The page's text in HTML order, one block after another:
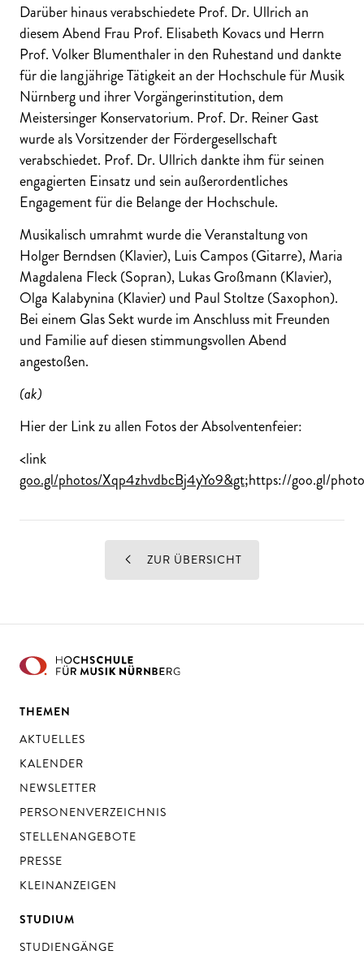
Darüber hinaus verabschiedete Prof. Dr. Ullrich an
diesem Abend Frau Prof. Elisabeth Kovacs und Herrn
Prof. Volker Blumenthaler in den Ruhestand und dankte
für die langjährige Tätigkeit an der Hochschule für Musik
Nürnberg und ihrer Vorgängerinstitution, dem
Meistersinger Konservatorium. Prof. Dr. Reiner Gast
wurde als Vorsitzender der Fördergesellschaft
verabschiedet. Prof. Dr. Ullrich dankte ihm für seinen
engagierten Einsatz und sein außerordentliches
Engagement für die Belange der Hochschule.
Musikalisch umrahmt wurde die Veranstaltung von
Holger Berndsen (Klavier), Luis Campos (Gitarre), Maria
Magdalena Fleck (Sopran), Lukas Großmann (Klavier),
Olga Kalabynina (Klavier) und Paul Stoltze (Saxophon).
Bei einem Glas Sekt wurde im Anschluss mit Freunden
und Familie auf diesen stimmungsvollen Abend
angestoßen.
(ak)
Hier der Link zu allen Fotos der Absolventenfeier:
<link
goo.gl/photos/Xqp4zhvdbcBj4yYo9&gt;https://goo.gl/
ZUR ÜBERSICHT
THEMEN
AKTUELLES
KALENDER
NEWSLETTER
PERSONENVERZEICHNIS
STELLENANGEBOTE
PRESSE
KLEINANZEIGEN
STUDIUM
STUDIENGÄNGE